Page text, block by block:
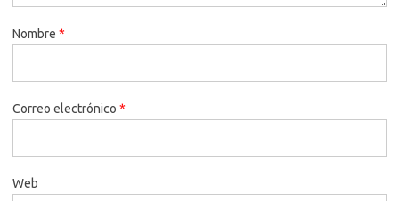
Nombre *
Correo electrónico *
Web